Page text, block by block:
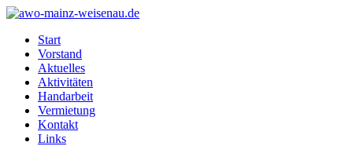
Start
Vorstand
Aktuelles
Aktivitäten
Handarbeit
Vermietung
Kontakt
Links